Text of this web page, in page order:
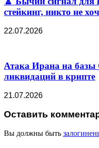
стейкинг, никто не
22.07.2026
Атака Ирана на
ликвидаций в крипте
21.07.2026
Оставить
Вы должны быть